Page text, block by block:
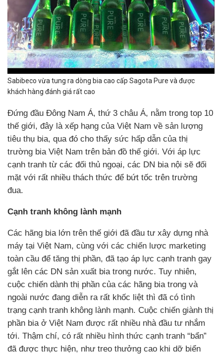
Sabibeco vừa tung ra dòng bia cao cấp Sagota Pure và được
khách hàng đánh giá rất cao
Đứng đầu Đông Nam Á, thứ 3 châu Á, nằm trong top 10
thế giới, đây là xếp hạng của Việt Nam về sản lượng
tiêu thụ bia, qua đó cho thấy sức hấp dẫn của thị
trường bia Việt Nam trên bản đồ thế giới. Với áp lực
cạnh tranh từ các đối thủ ngoại, các DN bia nội sẽ đối
mặt với rất nhiều thách thức để bứt tốc trên trường
đua.
Cạnh tranh không lành mạnh
Các hãng bia lớn trên thế giới đã đầu tư xây dựng nhà
máy tại Việt Nam, cùng với các chiến lược marketing
toàn cầu để tăng thị phần, đã tạo áp lực cạnh tranh gay
gắt lên các DN sản xuất bia trong nước. Tuy nhiên,
cuộc chiến dành thị phần của các hãng bia trong và
ngoài nước đang diễn ra rất khốc liệt thì đã có tình
trạng cạnh tranh không lành mạnh. Cuộc chiến giành thị
phần bia ở Việt Nam được rất nhiều nhà đầu tư nhắm
tới. Thậm chí, có rất nhiều hình thức cạnh tranh “bẩn”
đã được thực hiện, như treo thưởng cao khi dỡ biển